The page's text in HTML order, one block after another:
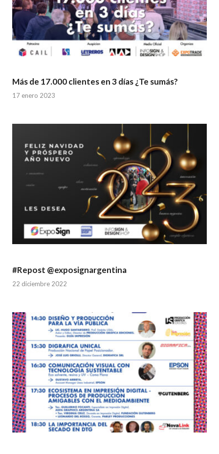
Más de 17.000 clientes en 3 días ¿Te sumás?
17 enero 2023
#Repost @exposignargentina
22 diciembre 2022